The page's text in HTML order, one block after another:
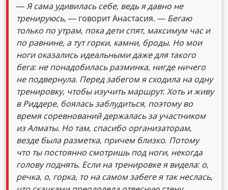
— Я сама удивилась себе, ведь я давно не
тренируюсь, — говорит Анастасия. — Бегаю
только по утрам, пока дети спят, максимум час и
по равнине, а тут горки, камни, броды. Но мои
ноги оказались идеальными даже для такого
бега: не понадобилась разминка, нигде ничего
не подвернула. Перед забегом я сходила на одну
тренировку, чтобы изучить маршрут. Хоть и живу
в Риддере, боялась заблудиться, поэтому во
время соревнований держалась за участником
из Алматы. Но там, спасибо организаторам,
везде была разметка, причем близко. Потому
что ты постоянно смотришь под ноги, некогда
голову поднять. Если на тренировке я видела: о,
речка, о, горка, то на самом забеге я так неслась,